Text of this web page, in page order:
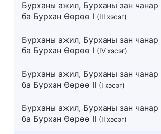
Бурханы ажил, Бурханы зан чанар
ба Бурхан Өөрөө I (III хэсэг)
Бурханы ажил, Бурханы зан чанар
ба Бурхан Өөрөө I (IV хэсэг)
Бурханы ажил, Бурханы зан чанар
ба Бурхан Өөрөө II (I хэсэг)
Бурханы ажил, Бурханы зан чанар
ба Бурхан Өөрөө II (II хэсэг)